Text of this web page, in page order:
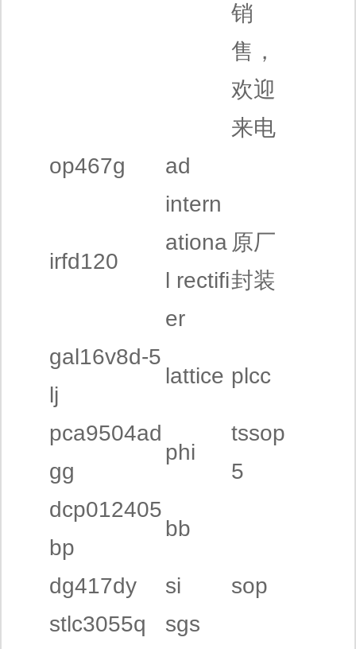
销
售，
欢迎
来电
op467g
ad
irfd120
intern
ationa
l rectifi
er
原厂
封装
gal16v8d-5
lj
lattice plcc
pca9504ad
gg
phi
tssop
5
dcp012405
bp
bb
dg417dy si
sop
stlc3055q
sgs